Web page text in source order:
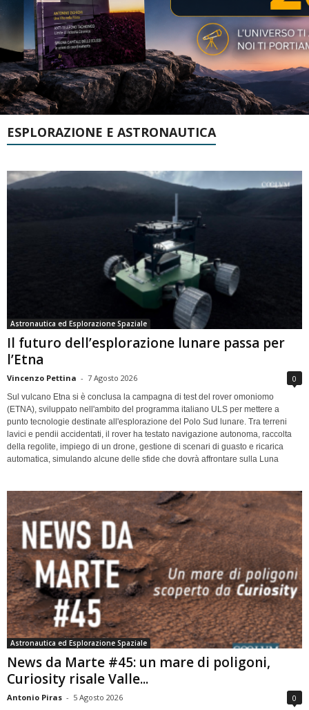
ESPLORAZIONE E ASTRONAUTICA
Astronautica ed Esplorazione Spaziale
Il futuro dell’esplorazione lunare passa per
l’Etna
Vincenzo Pettina - 7 Agosto 2026 0
Sul vulcano Etna si è conclusa la campagna di test del rover omoniomo
(ETNA), sviluppato nell'ambito del programma italiano ULS per mettere a
punto tecnologie destinate all'esplorazione del Polo Sud lunare. Tra terreni
lavici e pendii accidentati, il rover ha testato navigazione autonoma, raccolta
della regolite, impiego di un drone, gestione di scenari di guasto e ricarica
automatica, simulando alcune delle sfide che dovrà affrontare sulla Luna
Astronautica ed Esplorazione Spaziale
News da Marte #45: un mare di poligoni,
Curiosity risale Valle...
Antonio Piras - 5 Agosto 2026 0